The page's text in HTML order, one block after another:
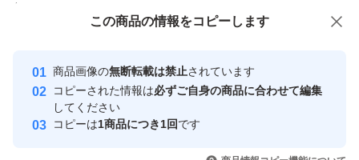
付与しています
安心取引出品者
心・安全なユーザーです
取引実績
引を完了させた実績があります
この商品の情報をコピーします
商品画像の無断転載は禁止されています
コピーされた情報は必ずご自身の商品に合わせて編集
してください
コピーは1商品につき1回です
この商品をみている人にオススメ